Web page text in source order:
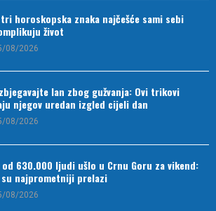
tri horoskopska znaka najčešće sami sebi
život
08/2026
lan zbog gužvanja: Ovi trikovi
njegov uredan izgled cijeli dan
08/2026
od 630.000 ljudi ušlo u Crnu Goru za vikend:
su najprometniji prelazi
08/2026